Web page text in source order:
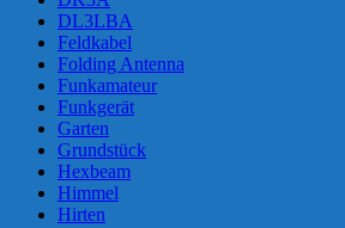
DL3LBA
Feldkabel
Folding Antenna
Funkamateur
Funkgerät
Garten
Grundstück
Hexbeam
Himmel
Hirten